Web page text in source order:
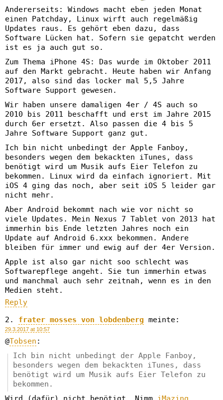
Andererseits: Windows macht eben jeden Monat
einen Patchday, Linux wirft auch regelmäßig
Updates raus. Es gehört eben dazu, dass
Software Lücken hat. Sofern sie gepatcht werden
ist es ja auch gut so.
Zum Thema iPhone 4S: Das wurde im Oktober 2011
auf den Markt gebracht. Heute haben wir Anfang
2017, also sind das locker mal 5,5 Jahre
Software Support gewesen.
Wir haben unsere damaligen 4er / 4S auch so
2010 bis 2011 beschafft und erst im Jahre 2015
durch 6er ersetzt. Also passen die 4 bis 5
Jahre Software Support ganz gut.
Ich bin nicht unbedingt der Apple Fanboy,
besonders wegen dem bekackten iTunes, dass
benötigt wird um Musik aufs Eier Telefon zu
bekommen. Linux wird da einfach ignoriert. Mit
iOS 4 ging das noch, aber seit iOS 5 leider gar
nicht mehr.
Aber Android bekommt nach wie vor nicht so
viele Updates. Mein Nexus 7 Tablet von 2013 hat
immerhin bis Ende letzten Jahres noch ein
Update auf Android 6.xxx bekommen. Andere
bleiben für immer und ewig auf der 4er Version.
Apple ist also gar nicht soo schlecht was
Softwarepflege angeht. Sie tun immerhin etwas
und manchmal auch sehr zeitnah, wenn es in den
Medien steht.
Reply
frater mosses von lobdenberg meinte:
29.3.2017 at 10:57
@Tobsen :
Ich bin nicht unbedingt der Apple Fanboy,
besonders wegen dem bekackten iTunes, dass
benötigt wird um Musik aufs Eier Telefon zu
bekommen.